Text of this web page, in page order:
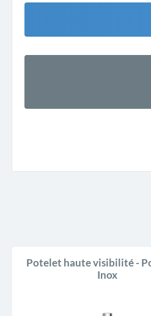
Potelet haute visibilité -
Inox